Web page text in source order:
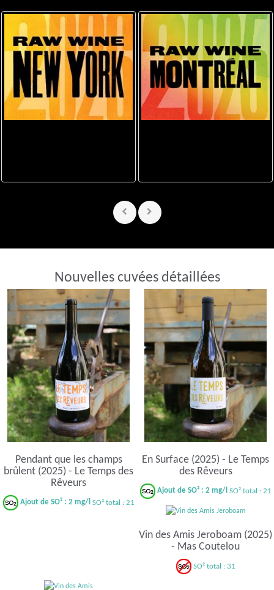
Nouvelles cuvées détaillées
Pendant que les champs
brûlent (2025) - Le Temps des
Rêveurs
Ajout de SO² : 2 mg/l SO² total : 21
En Surface (2025) - Le Temps
des Rêveurs
Ajout de SO² : 2 mg/l SO² total : 21
Vin des Amis Jeroboam (2025)
- Mas Coutelou
SO² total : 31